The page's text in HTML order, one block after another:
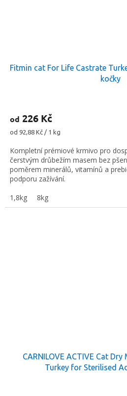
Fitmin cat For Life Castrate
kočky
od 226 Kč
Měrná
od 92,88 Kč / 1 kg
Kompletní prémiové krmivo pro
čerstvým drůbežím masem bez
poměrem minerálů, vitamínů a
podporu zažívání.
1,8kg
8kg
CARNILOVE ACTIVE Cat
Turkey for Sterilised